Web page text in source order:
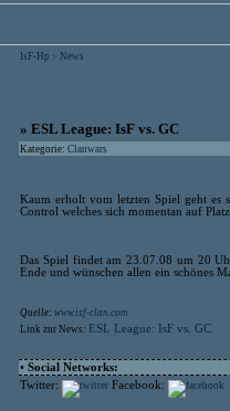
IsF-Hp > News
» ESL League: IsF vs. GC
Kategorie: Clanwars
Kaum erholt vom letzten Spiel geht es
Control welches sich momentan auf
Das Spiel findet am 23.07.08 um 20
Ende und wünschen allen ein schönes
Quelle: www.isf-clan.com
Link zur News: ESL League: IsF vs. GC
• Social Networks:
Twitter:
Facebook: